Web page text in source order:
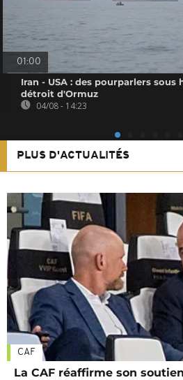
01:00
Iran - USA : des pourparlers
détroit d'Ormuz
04/08 - 14:23
PLUS D'ACTUALITÉS
CAF
La CAF réaffirme son